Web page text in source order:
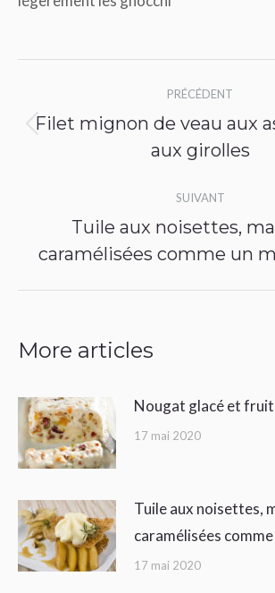
Navigation
article
PRÉCÉDENT
Article
précédent
:
Filet mignon de veau aux
aux girolles
SUIVANT
Article
suivant
:
Tuile aux noisettes,
caramélisées comme un
More articles
Nougat glacé et
17 mai 2020
Tuile aux noisettes,
caramélisées
17 mai 2020